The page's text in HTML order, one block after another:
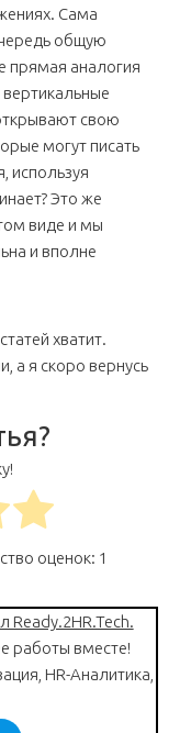
Сама
общую
прямая аналогия
свою
могут писать
используя
Это же
виде и мы
и вполне
хватит.
а я скоро вернусь
оценок: 1
Ready.2HR.Tech.
работы вместе!
HR-Аналитика,